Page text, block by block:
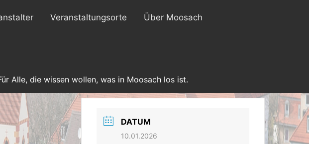
Veranstaltungsorte Über Moosach
Alle, die wissen wollen, was in Moosach los ist.
DATUM
10.01.2026